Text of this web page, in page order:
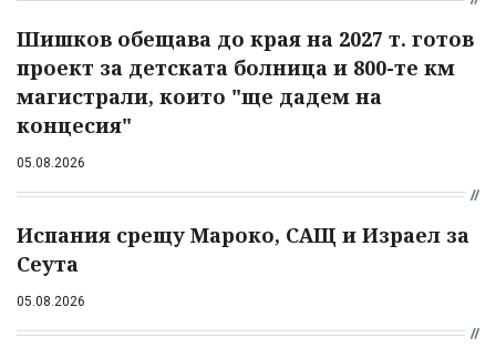
Шишков обещава до края на 2027 т. готов
проект за детската болница и 800-те км
магистрали, които "ще дадем на
концесия"
05.08.2026
Испания срещу Мароко, САЩ и Израел за
Сеута
05.08.2026